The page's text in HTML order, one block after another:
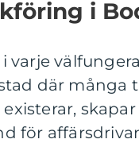
i
varje
där många
för